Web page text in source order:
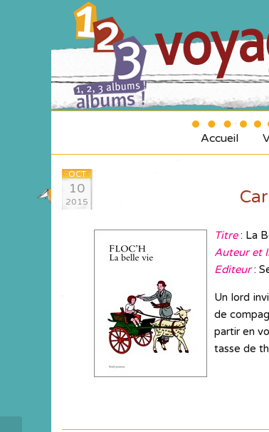
Accueil
OCT
10
2015
Titre: La
Auteur et
Editeur:
Un lord
de
partir en
tasse de